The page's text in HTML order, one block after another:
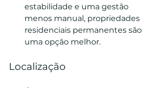
estabilidade e uma gestão
menos manual, propriedades
residenciais permanentes são
uma opção melhor.
Localização